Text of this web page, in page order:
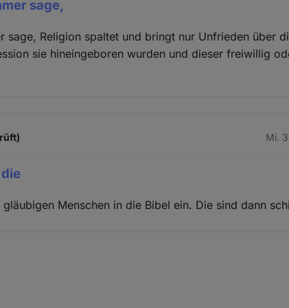
sage,
sage, Religion spaltet und bringt nur Unfrieden über
sie hineingeboren wurden und dieser freiwillig
Mi.
Menschen in die Bibel ein. Die sind dann